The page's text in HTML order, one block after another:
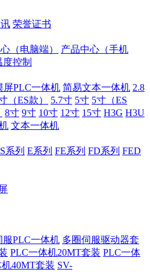
荣誉证书
（电脑端）
产品中心（手机
度控制
屏PLC一体机 简易文本一体机 2.8
（ES款） 5.7寸 5寸 5寸（ES
8寸 9寸 10寸 12寸 15寸 H3G H3U
文本一体机
S系列 E系列 FE系列 FD系列 FED
服PLC一体机 多圈伺服驱动器套
PLC一体机20MT套装 PLC一体
40MT套装 SV-